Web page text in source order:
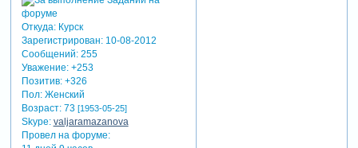
Откуда:Курск
Зарегистрирован: 10-08-2012
Сообщений:255
Уважение: +253
Позитив: +326
Пол:Женский
Возраст:73 [1953-05-25]
Skype: valjaramazanova
Провел на форуме: